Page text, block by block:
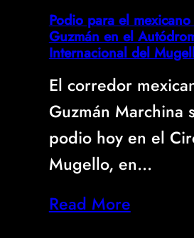
Podio para el mexicano
Guzmán en el
Internacional del
El corredor
Guzmán Marchina
podio hoy en el
Mugello, en…
Read More